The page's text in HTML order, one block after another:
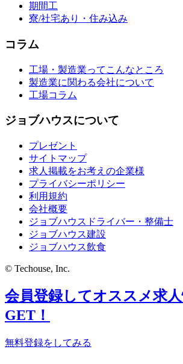
期間工
寮/社宅あり・住み込み
コラム
工場・製造業ってこんなところ
製造業に関わる会社について
工場コラム
ジョブハウスについて
プレゼント
サイトマップ
求人掲載をお考えの企業様
プライバシーポリシー
利用規約
会社概要
ジョブハウスドライバー・整備士
ジョブハウス建設
ジョブハウス飲食
© Techouse, Inc.
会員登録してオススメ求
GET！
無料登録をしてみる